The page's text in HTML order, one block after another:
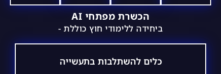
הכשרת מפתחי AI
ביחידה ללימודי חוץ כוללת -​
כלים להשתלבות בתעשייה